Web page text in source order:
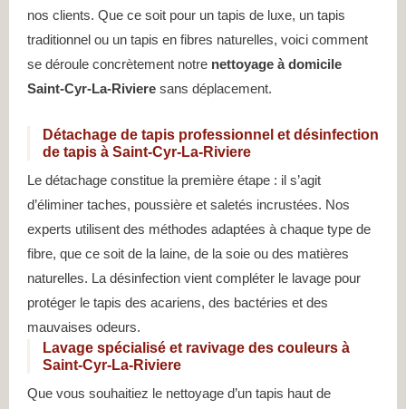
nos clients. Que ce soit pour un tapis de luxe, un tapis
traditionnel ou un tapis en fibres naturelles, voici comment
se déroule concrètement notre nettoyage à domicile
Saint-Cyr-La-Riviere sans déplacement.
Détachage de tapis professionnel et désinfection
de tapis à Saint-Cyr-La-Riviere
Le détachage constitue la première étape : il s’agit
d’éliminer taches, poussière et saletés incrustées. Nos
experts utilisent des méthodes adaptées à chaque type de
fibre, que ce soit de la laine, de la soie ou des matières
naturelles. La désinfection vient compléter le lavage pour
protéger le tapis des acariens, des bactéries et des
mauvaises odeurs.
Lavage spécialisé et ravivage des couleurs à
Saint-Cyr-La-Riviere
Que vous souhaitiez le nettoyage d’un tapis haut de